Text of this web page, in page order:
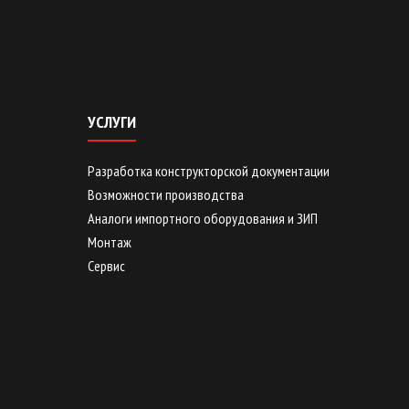
УСЛУГИ
Разработка конструкторской документации
Возможности производства
Аналоги импортного оборудования и ЗИП
Монтаж
Сервис